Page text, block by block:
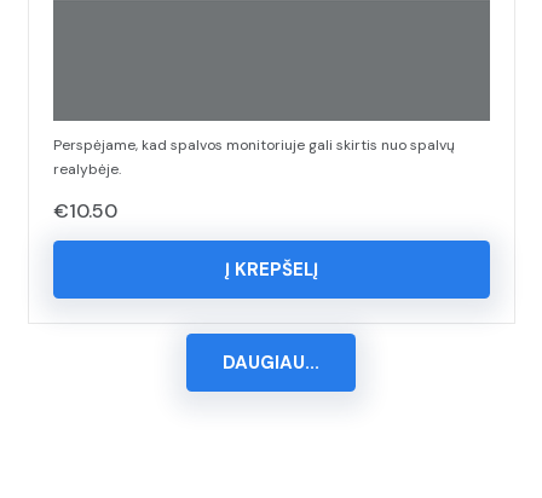
Perspėjame, kad spalvos monitoriuje gali skirtis nuo spalvų
realybėje.
€10.50
Į KREPŠELĮ
DAUGIAU...